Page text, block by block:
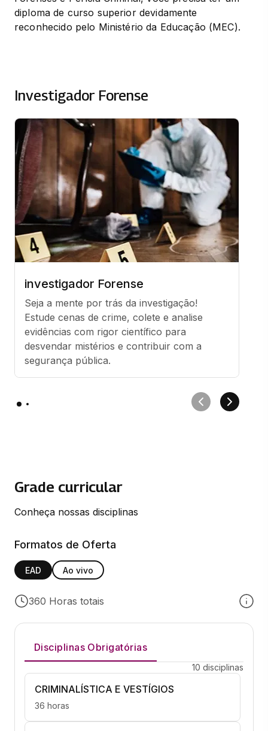
diploma de curso superior devidamente
reconhecido pelo Ministério da Educação (MEC).
Investigador Forense
investigador Forense
Seja a mente por trás da investigação!
Estude cenas de crime, colete e analise
evidências com rigor científico para
desvendar mistérios e contribuir com a
segurança pública.
Grade curricular
Conheça nossas disciplinas
Formatos de Oferta
EAD Ao vivo
360 Horas totais
Disciplinas Obrigatórias
10 disciplinas
CRIMINALÍSTICA E VESTÍGIOS
36 horas